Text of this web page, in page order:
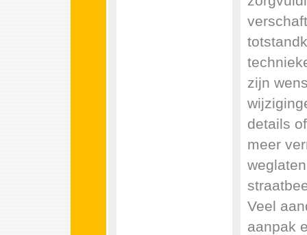
zijn
details
meer
Veel
aanpak